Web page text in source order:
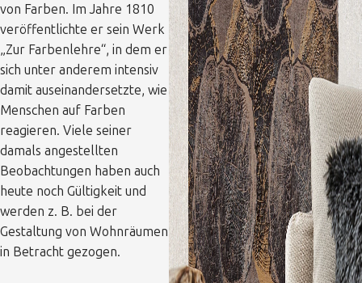
von Farben. Im Jahre 1810
veröffentlichte er sein Werk
„Zur Farbenlehre“, in dem er
sich unter anderem intensiv
damit auseinandersetzte, wie
Menschen auf Farben
reagieren. Viele seiner
damals angestellten
Beobachtungen haben auch
heute noch Gültigkeit und
werden z. B. bei der
Gestaltung von Wohnräumen
in Betracht gezogen.